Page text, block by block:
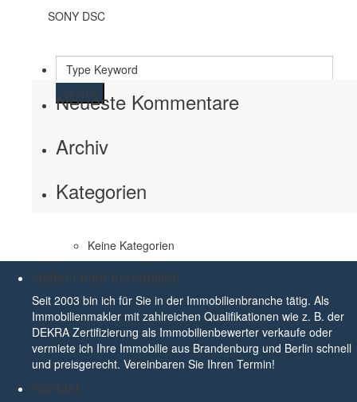
SONY DSC
Search
Neueste Kommentare
Archiv
Kategorien
Keine Kategorien
Heiko Linke Immobilien
Seit 2003 bin ich für Sie in der Immobilienbranche tätig. Als
Immobilienmakler mit zahlreichen Qualifikationen wie z. B. der
DEKRA Zertifizierung als Immobilienbewerter verkaufe oder
vermiete ich Ihre Immobilie aus Brandenburg und Berlin schnell
und preisgerecht. Vereinbaren Sie Ihren Termin!
Kontakt